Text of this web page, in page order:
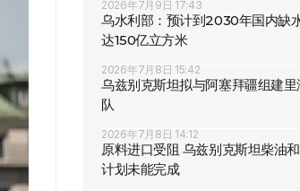
2026年7月9日 17:43
乌水利部：预计到2030年国内缺
达150亿立方米
2026年7月8日 15:42
乌兹别克斯坦拟与阿塞拜疆组建
队
2026年7月8日 14:12
原料进口受阻 乌兹别克斯坦柴油
计划未能完成